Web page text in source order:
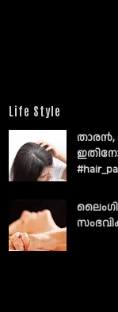
Life Style
താരൻ,